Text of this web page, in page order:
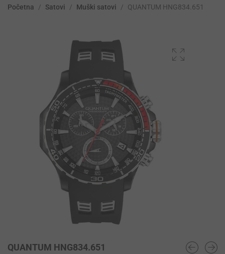
Početna / Satovi / Muški satovi / QUANTUM HNG834.651
QUANTUM HNG834.651